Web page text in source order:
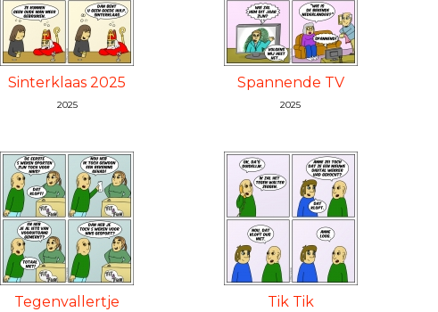
Sinterklaas 2025
2025
Spannende TV
2025
Tegenvallertje Tik Tik